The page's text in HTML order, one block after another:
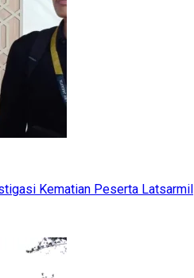
Kematian Peserta Latsarmil